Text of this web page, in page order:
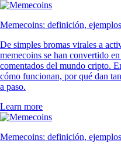
Memecoins: definición,
De simples bromas virales a
memecoins se han convertido
comentados del mundo cripto.
cómo funcionan, por qué dan
a paso.
Learn more
Memecoins: definición,